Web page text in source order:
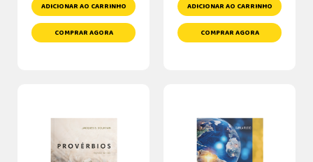
ADICIONAR AO CARRINHO
COMPRAR AGORA
ADICIONAR AO CARRINHO
COMPRAR AGORA